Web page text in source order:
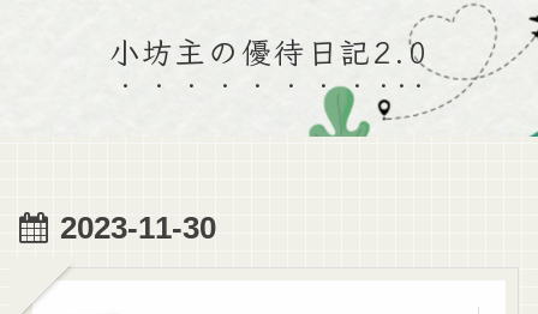
小坊主の優待日記2.0
2023-11-30